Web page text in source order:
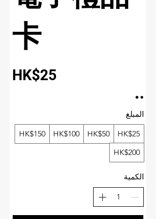
卡
HK$25
المبلغ
HK$25
HK$50
HK$100
HK$150
HK$200
الكمية